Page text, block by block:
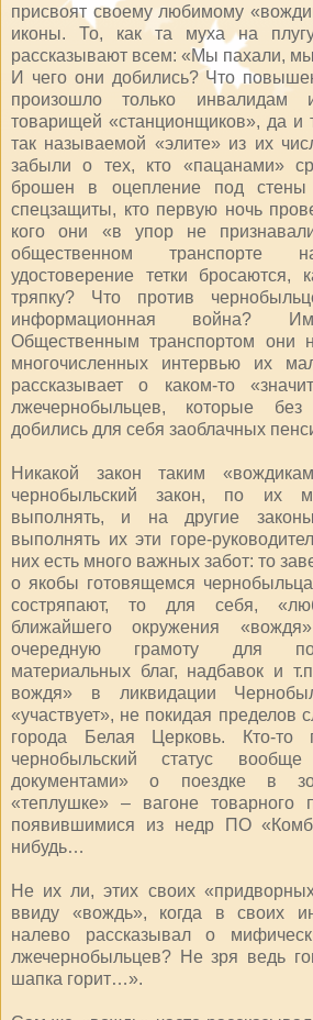
присвоят своему любимому
иконы. То, как та муха на
рассказывают всем: «Мы пахали,
И чего они добились? Что
произошло только инвалидам
товарищей «станционщиков», да и
так называемой «элите» из их
забыли о тех, кто «пацанами»
брошен в оцепление под
спецзащиты, кто первую ночь
кого они «в упор не
общественном транспорте
удостоверение тетки бросаются,
тряпку? Что против
информационная война?
Общественным транспортом они
многочисленных интервью их
рассказывает о каком-то
лжечернобыльцев, которые без
добились для себя заоблачных
Никакой закон таким
чернобыльский закон, по их
выполнять, и на другие
выполнять их эти горе-
них есть много важных забот: то
о якобы готовящемся
состряпают, то для себя,
ближайшего окружения
очередную грамоту для
материальных благ, надбавок и
вождя» в ликвидации
«участвует», не покидая пределов
города Белая Церковь. Кто-то
чернобыльский статус вообще
документами» о поездке в
«теплушке» – вагоне товарного
появившимися из недр ПО
нибудь…
Не их ли, этих своих
ввиду «вождь», когда в своих
налево рассказывал о
лжечернобыльцев? Не зря ведь
шапка горит…».